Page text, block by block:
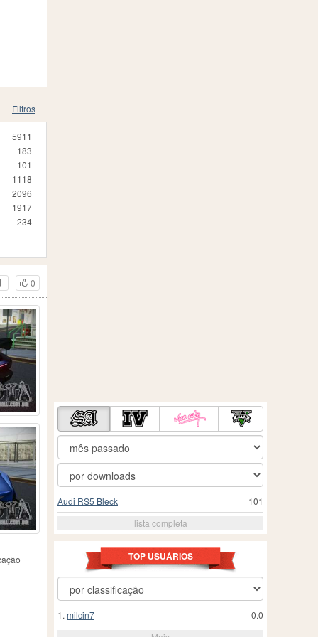
Filtros
5911
183
101
1118
2096
1917
234
0
101
Audi RS5 Bleck
lista completa
TOP USUÁRIOS
0.0
1. milcin7